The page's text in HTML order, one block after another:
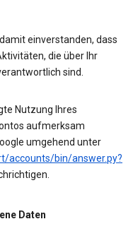
einverstanden, dass
die über Ihr
sind.
Nutzung Ihres
aufmerksam
umgehend unter
accounts/bin/answer.py?
Daten